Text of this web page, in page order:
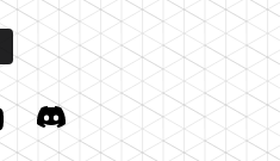
Discord